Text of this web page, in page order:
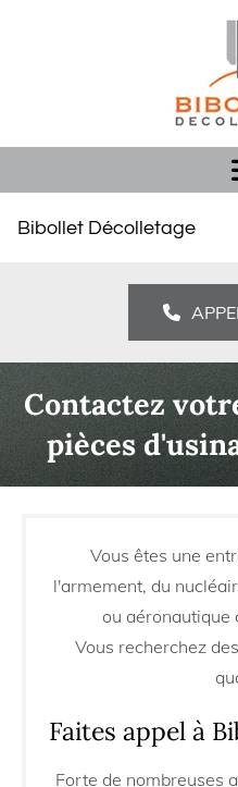
Bibollet Décolletage
Contactez
pièces
Vous êtes une
l'armement, du
ou aéronautique
Vous recherchez
Faites appel à
Forte de nombreuses